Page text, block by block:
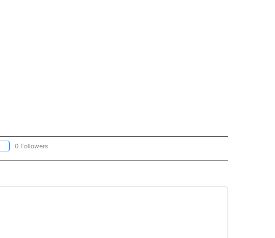
"CNN - SPANISH" TO RECEIVE NOTIFICATIONS ABOUT NEW PAGES ON "CNN - SPANISH".
0 Followers